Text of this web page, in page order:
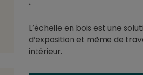
L’échelle en bois est une
d’exposition et même de
intérieur.